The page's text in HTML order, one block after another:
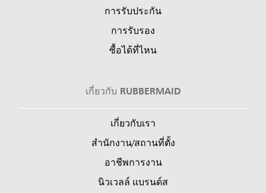
การรับประกัน
การรับรอง
ซื้อได้ที่ไหน
เกี่ยวกับ RUBBERMAID
เกี่ยวกับเรา
สำนักงาน/สถานที่ตั้ง
อาชีพการงาน
นิวเวลล์ แบรนด์ส